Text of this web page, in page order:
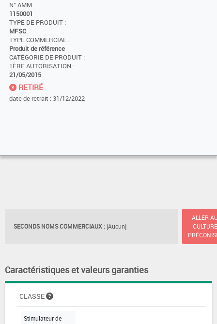
N° AMM
1150001
TYPE DE PRODUIT :
MFSC
TYPE COMMERCIAL :
Produit de référence
CATÉGORIE DE PRODUIT :
1ÈRE AUTORISATION :
21/05/2015
RETIRÉ
date de retrait : 31/12/2022
SECONDS NOMS COMMERCIAUX : [Aucun]
ALLER
Caractéristiques et valeurs garanties
CLASSE
Stimulateur de